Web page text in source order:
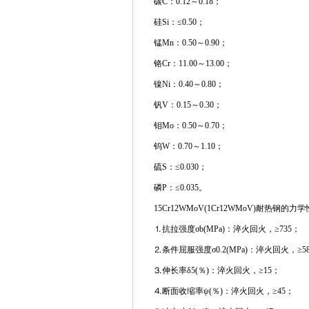
硅Si：≤0.50；
锰Mn：0.50～0.90；
铬Cr：11.00～13.00；
镍Ni：0.40～0.80；
钒V：0.15～0.30；
钼Mo：0.50～0.70；
钨W：0.70～1.10；
硫S：≤0.030；
磷P：≤0.035。
15Cr12WMoV(1Cr12WMoV)耐热钢的力学
⒈抗拉强度σb(MPa)：淬火回火，≥735；
⒉条件屈服强度σ0.2(MPa)：淬火回火，
⒊伸长率δ5(％)：淬火回火，≥15；
⒋断面收缩率ψ(％)：淬火回火，≥45；